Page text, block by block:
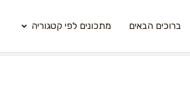
ברוכים הבאים מתכונים לפי קטגוריה